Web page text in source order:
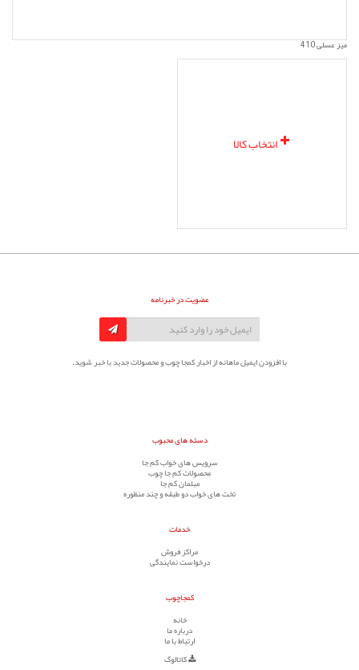
میز عسلی 410
انتخاب کالا
عضویت در خبرنامه
با افزودن ایمیل ماهانه از اخبار کمجا چوب و محصولات جدید با خبر شوید.
دسته های محبوب
سرویس های خواب کم جا
محصولات کم جا چوب
مبلمان کم جا
تخت های خواب دو طبقه و چند منظوره
خدمات
مراکز فروش
درخواست نمایندگی
کمجاچوب
خانه
درباره ما
ارتباط با ما
کاتالوگ